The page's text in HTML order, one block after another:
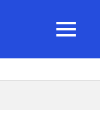
MENU